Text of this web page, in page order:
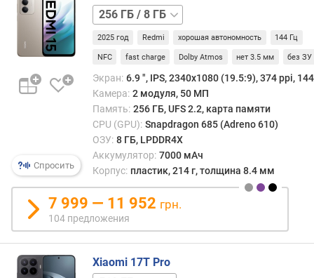
р
о
о
A
n
T
u
T
Спросить
128 ГБ
/
6 ГБ128 ГБ
2025 год Redmi хорошая автономность 144 Гц
NFC fast charge Dolby Atmos нет 3.5 мм без ЗУ
Экран: 6.9 ", IPS, 2340x1080 (19.5:9), 374 ppi,
Камера: 2 модуля, 50 МП
Память: 256 ГБ, UFS 2.2, карта памяти
CPU (GPU): Snapdragon 685 (Adreno 610)
ОЗУ: 8 ГБ, LPDDR4X
Аккумулятор: 7000 мАч
Корпус: пластик, 214 г, толщина 8.4 мм
7 999 — 11 952 грн.
104 предложения
Xiaomi 17T Pro